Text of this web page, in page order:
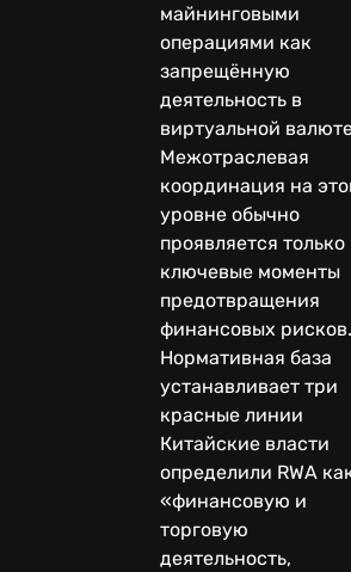
майнинговыми
операциями как
запрещённую
деятельность в
виртуальной
Межотраслевая
координация на
уровне обычно
проявляется только
ключевые моменты
предотвращения
финансовых рисков.
Нормативная база
устанавливает три
красные линии
Китайские власти
определили RWA
«финансовую и
торговую
деятельность,